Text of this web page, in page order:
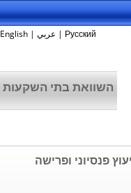
Русский
| عربي |
English
השוואת בתי השקעות
פנסיוני ופרישה